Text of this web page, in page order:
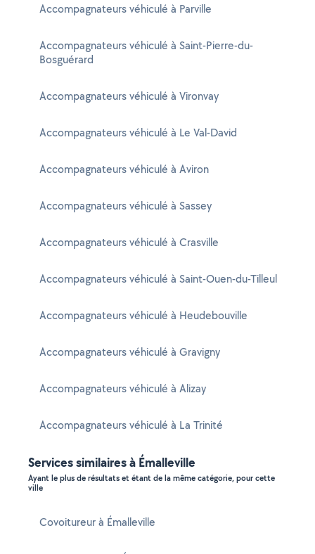
Accompagnateurs véhiculé à Parville
Accompagnateurs véhiculé à Saint-Pierre-du-
Bosguérard
Accompagnateurs véhiculé à Vironvay
Accompagnateurs véhiculé à Le Val-David
Accompagnateurs véhiculé à Aviron
Accompagnateurs véhiculé à Sassey
Accompagnateurs véhiculé à Crasville
Accompagnateurs véhiculé à Saint-Ouen-du-Tilleul
Accompagnateurs véhiculé à Heudebouville
Accompagnateurs véhiculé à Gravigny
Accompagnateurs véhiculé à Alizay
Accompagnateurs véhiculé à La Trinité
Services similaires à Émalleville
Ayant le plus de résultats et étant de la même catégorie, pour cette
ville
Covoitureur à Émalleville